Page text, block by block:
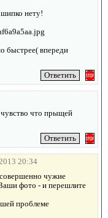
шипко нету!
быстрее( впереди
чувство что прыщей
20:34
чужие
фото - и перешлите
проблеме